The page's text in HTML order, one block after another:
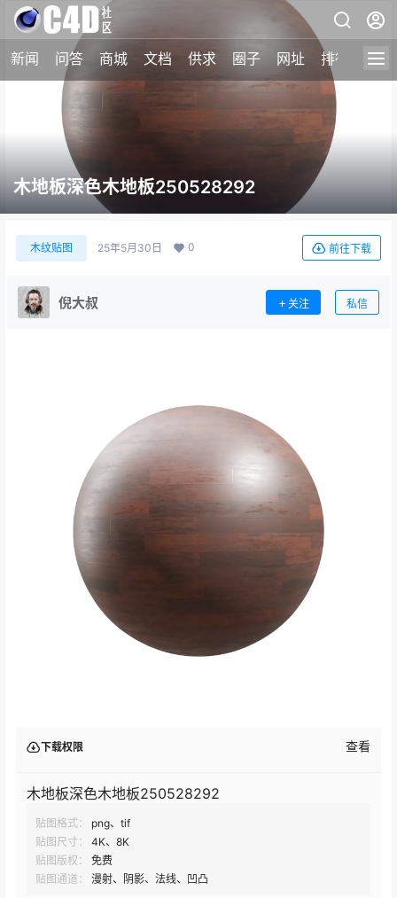
新闻 问答 商城 文档 供求 圈子 网址 排行榜
木地板深色木地板250528292
木纹贴图 25年5月30日 0 前往下载
倪大叔 关注 私信
下载权限 查看
木地板深色木地板250528292
贴图格式：
png、tif
贴图尺寸：
4K、8K
贴图版权：
免费
贴图通道：
漫射、阴影、法线、凹凸